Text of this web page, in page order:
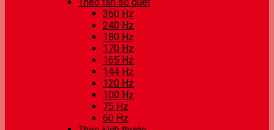
360 Hz
240 Hz
180 Hz
170 Hz
165 Hz
144 Hz
120 Hz
100 Hz
75 Hz
60 Hz